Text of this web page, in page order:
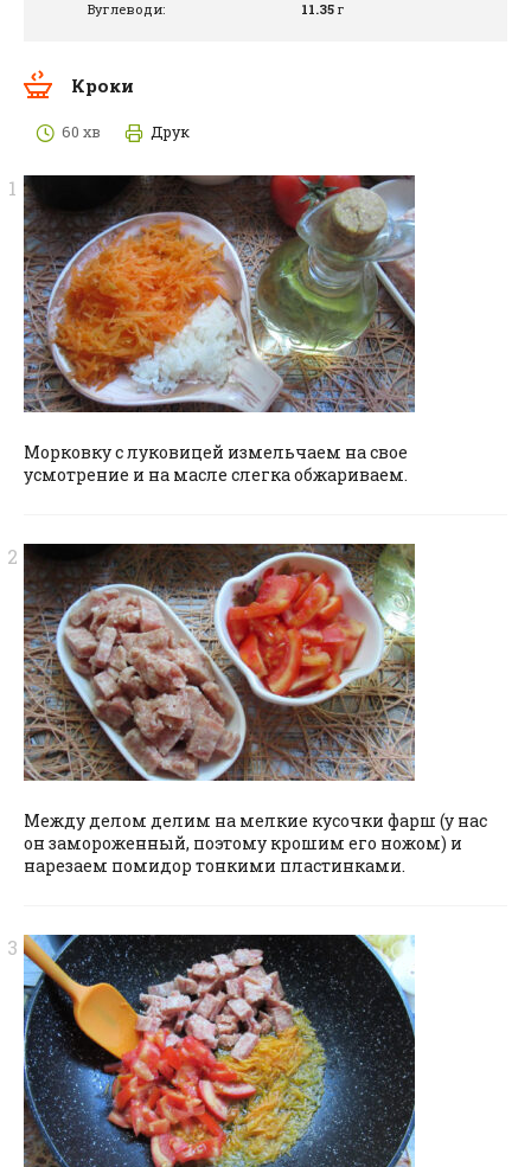
Вуглеводи:
11.35 г
Кроки
60 хв Друк
Морковку с луковицей измельчаем на свое
усмотрение и на масле слегка обжариваем.
Между делом делим на мелкие кусочки фарш (у нас
он замороженный, поэтому крошим его ножом) и
нарезаем помидор тонкими пластинками.